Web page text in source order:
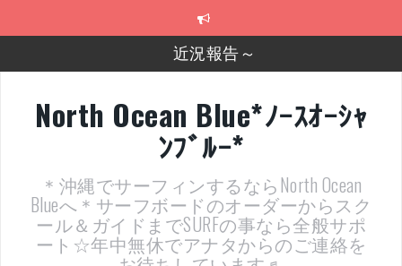
2026年明けました〜
近況報告ww
ヤッチマッターーーー！！！
支部長就任報告と支部予選・検定開催決定！
North Ocean Blue*ﾉｰｽｵｰｼｬ
ﾝﾌﾞﾙｰ*
＊沖縄でサーフィンするならNorth Ocean
Blueへ＊サーフボードのオーダーからスク
ール＆ガイドまでSURFの事なら全般サポ
ート☆年中無休でアナタからのご連絡を